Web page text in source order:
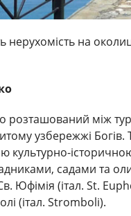
нерухомість на
розташований між
узбережжі
культурно-
садами та
Юфімія (італ. St.
(італ. Stromboli).